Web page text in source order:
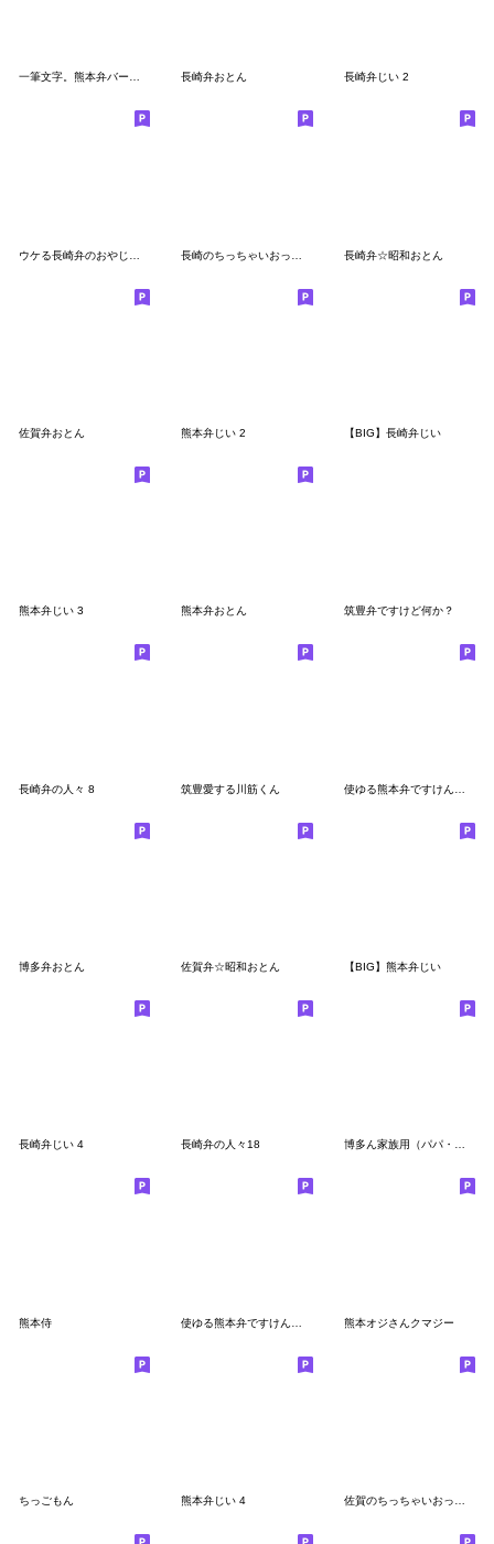
一筆文字。熊本弁バージョン。 長崎弁おとん 長崎弁じい 2
長崎弁☆昭和おとん
佐賀弁おとん 熊本弁じい 2 【BIG】長崎弁じい
熊本弁じい 3 熊本弁おとん 筑豊弁ですけど何か？
長崎弁の人々 8 筑豊愛する川筋くん
博多弁おとん 佐賀弁☆昭和おとん 【BIG】熊本弁じい
長崎弁じい 4 長崎弁の人々18 博多ん家族用（パパ・男性編）
熊本侍 熊本オジさんクマジー
ちっごもん 熊本弁じい 4